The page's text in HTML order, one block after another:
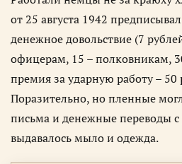
от 25 августа 1942
денежное довольствие (7
офицерам, 15 – полковникам,
премия за ударную работу – 50
Поразительно, но пленные
письма и денежные переводы
выдавалось мыло и одежда.